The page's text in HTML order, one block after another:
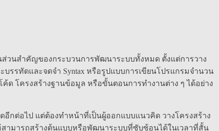
นส่วนสำคัญของกระบวนการพัฒนาระบบทั้งหมด ตั้งแต่การวาง
รทัดและจดจำ Syntax หรือรูปแบบการเขียนโปรแกรมจำนวน
ด โครงสร้างฐานข้อมูล หรือขั้นตอนการทำงานต่าง ๆ ได้อย่าง
กต่อไป แต่ต้องทำหน้าที่เป็นผู้ออกแบบแนวคิด วางโครงสร้าง
สามารถสร้างต้นแบบหรือพัฒนาระบบที่ซับซ้อนได้ในเวลาที่สั้น